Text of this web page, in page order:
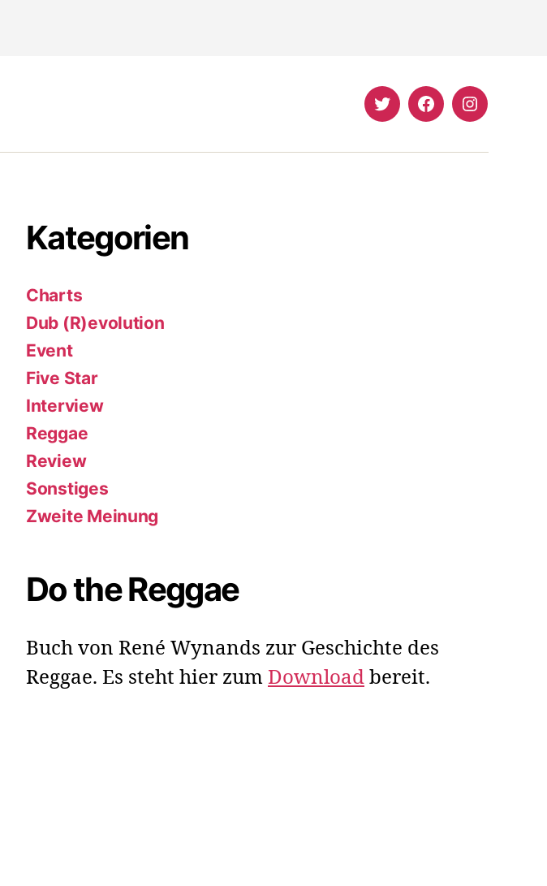
TwitterFacebookInstagram
Kategorien
Charts
Dub (R)evolution
Event
Five Star
Interview
Reggae
Review
Sonstiges
Zweite Meinung
Do the Reggae
Buch von René Wynands zur Geschichte des
Reggae. Es steht hier zum Downloadbereit.